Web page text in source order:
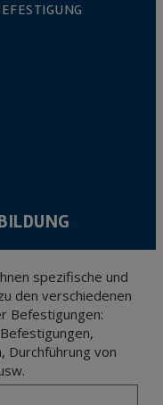
spezifische und
den verschiedenen
Befestigungen:
Durchführung von